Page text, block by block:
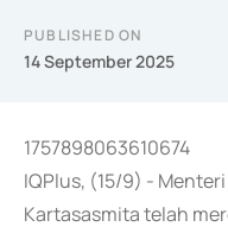
PUBLISHED ON
14 September 2025
1757898063610674
IQPlus, (15/9) -
Kartasasmita telah